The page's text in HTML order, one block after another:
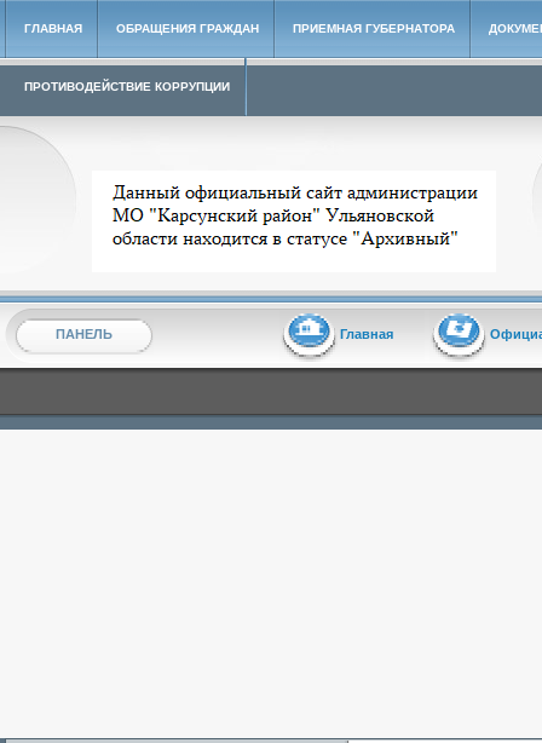
ГЛАВНАЯ ОБРАЩЕНИЯ ГРАЖДАН ПРИЕМНАЯ ГУБЕРНАТОРА
ПРОТИВОДЕЙСТВИЕ КОРРУПЦИИ
Архивный сайт администрации МО "Карсунский район"
ПАНЕЛЬ Главная